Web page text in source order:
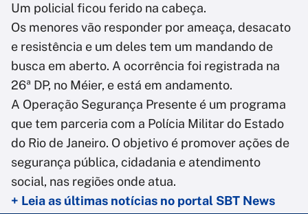
Um policial ficou ferido na cabeça.
Os menores vão responder por ameaça, desacato
e resistência e um deles tem um mandando de
busca em aberto. A ocorrência foi registrada na
26ª DP, no Méier, e está em andamento.
A Operação Segurança Presente é um programa
que tem parceria com a Polícia Militar do Estado
do Rio de Janeiro. O objetivo é promover ações de
segurança pública, cidadania e atendimento
social, nas regiões onde atua.
+ Leia as últimas notícias no portal SBT News